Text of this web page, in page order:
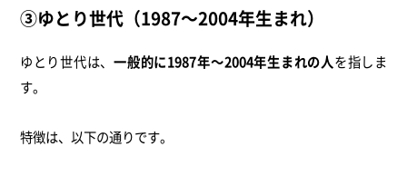
③ゆとり世代（1987～2004年生まれ）
ゆとり世代は、一般的に1987年～2004年生まれの人を指しま
す。
特徴は、以下の通りです。